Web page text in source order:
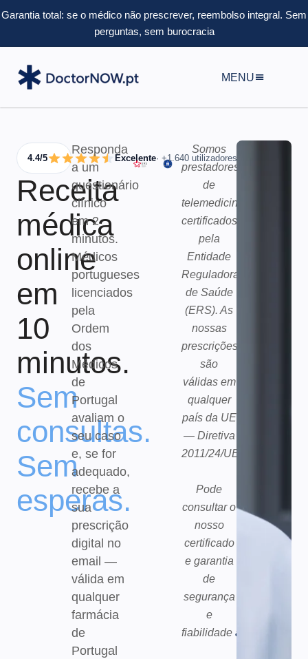
Garantia total: se o médico não prescrever, reembolso integral. Sem
perguntas, sem burocracia
MENU
4.4/5 Excelente· +1.640 utilizadores
Receita
médica
online
em
10
minutos.
Sem
consultas.
Sem
esperas.
Responda
a um
questionário
clínico
em 2
minutos.
Médicos
portugueses
licenciados
pela
Ordem
dos
Médicos
de
Portugal
avaliam o
seu caso
e, se for
adequado,
recebe a
sua
prescrição
digital no
email —
válida em
qualquer
farmácia
de
Portugal
Somos
prestadores
de
telemedicina
certificados
pela
Entidade
Reguladora
de Saúde
(ERS). As
nossas
prescrições
são
válidas em
qualquer
país da UE
— Diretiva
2011/24/UE.
Pode
consultar o
nosso
certificado
e garantia
de
segurança
e
fiabilidade aqui.